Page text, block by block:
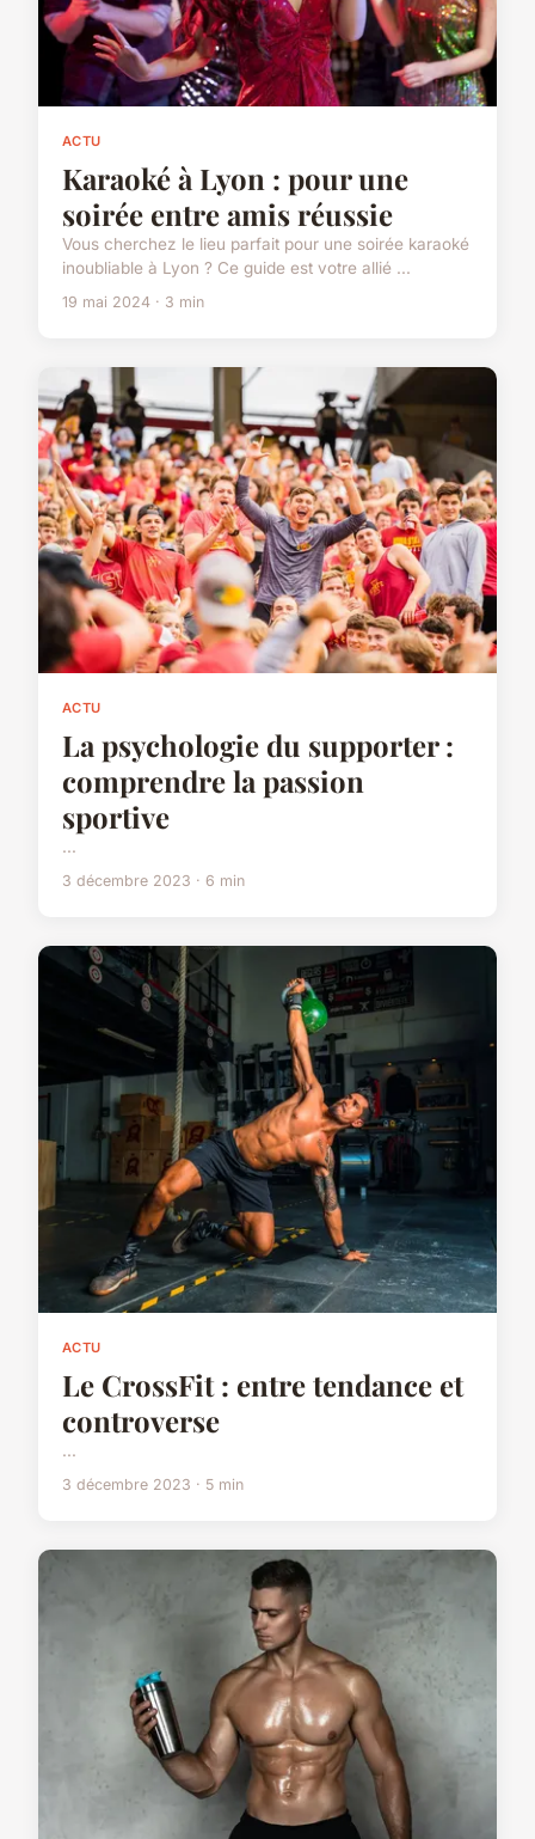
ACTU
Karaoké à Lyon : pour une
soirée entre amis réussie
Vous cherchez le lieu parfait pour une soirée karaoké
inoubliable à Lyon ? Ce guide est votre allié ...
19 mai 2024 · 3 min
ACTU
La psychologie du supporter :
comprendre la passion
sportive
...
3 décembre 2023 · 6 min
ACTU
Le CrossFit : entre tendance et
controverse
...
3 décembre 2023 · 5 min